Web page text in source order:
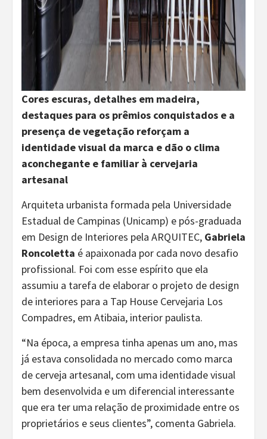
Cores escuras, detalhes em madeira,
destaques para os prêmios conquistados e a
presença de vegetação reforçam a
identidade visual da marca e dão o clima
aconchegante e familiar à cervejaria
artesanal
Arquiteta urbanista formada pela Universidade
Estadual de Campinas (Unicamp) e pós-graduada
em Design de Interiores pela ARQUITEC, Gabriela
Roncoletta é apaixonada por cada novo desafio
profissional. Foi com esse espírito que ela
assumiu a tarefa de elaborar o projeto de design
de interiores para a Tap House Cervejaria Los
Compadres, em Atibaia, interior paulista.
“Na época, a empresa tinha apenas um ano, mas
já estava consolidada no mercado como marca
de cerveja artesanal, com uma identidade visual
bem desenvolvida e um diferencial interessante
que era ter uma relação de proximidade entre os
proprietários e seus clientes”, comenta Gabriela.